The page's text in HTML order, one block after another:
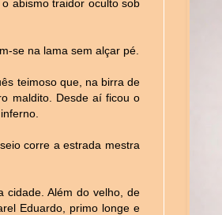
abismo traidor oculto sob
se na lama sem alçar pé.
teimoso que, na birra de
maldito. Desde aí ficou o
corre a estrada mestra
cidade. Além do velho, de
Eduardo, primo longe e